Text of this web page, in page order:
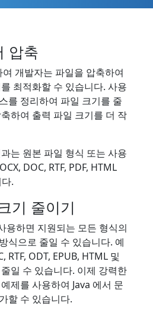
압축
개발자는 파일을 압축하여
최적화할 수 있습니다. 사용
를 정리하여 파일 크기를 줄
하여 출력 파일 크기를 더 작
는 원본 파일 형식 또는 사용
DOC, RTF, PDF, HTML
.
기 줄이기
용하면 지원되는 모든 형식의
식으로 줄일 수 있습니다. 예
RTF, ODT, EPUB, HTML 및
일 수 있습니다. 이제 강력한
제를 사용하여 Java 에서 문
할 수 있습니다.